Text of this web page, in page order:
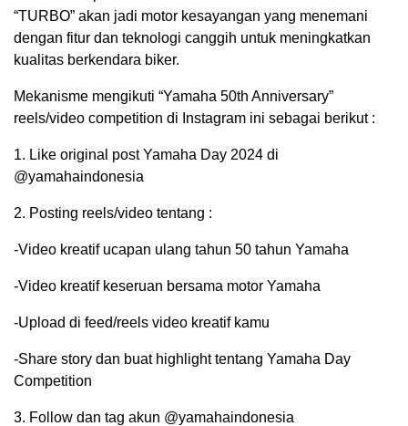
“TURBO” akan jadi motor kesayangan yang menemani
dengan fitur dan teknologi canggih untuk meningkatkan
kualitas berkendara biker.
Mekanisme mengikuti “Yamaha 50th Anniversary”
reels/video competition di Instagram ini sebagai berikut :
1. Like original post Yamaha Day 2024 di
@yamahaindonesia
2. Posting reels/video tentang :
-Video kreatif ucapan ulang tahun 50 tahun Yamaha
-Video kreatif keseruan bersama motor Yamaha
-Upload di feed/reels video kreatif kamu
-Share story dan buat highlight tentang Yamaha Day
Competition
3. Follow dan tag akun @yamahaindonesia